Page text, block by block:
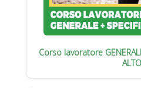
Corso lavoratore
ALTO